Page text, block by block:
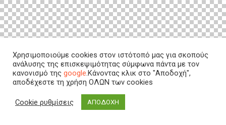
Χρησιμοποιούμε cookies στον ιστότοπό μας για σκοπούς
ανάλυσης της επισκεψιμότητας σύμφωνα πάντα με τον
κανονισμό της google.Κάνοντας κλικ στο "Αποδοχή",
αποδέχεστε τη χρήση ΟΛΩΝ των cookies
Cookie ρυθμίσεις ΑΠΟΔΟΧΗ